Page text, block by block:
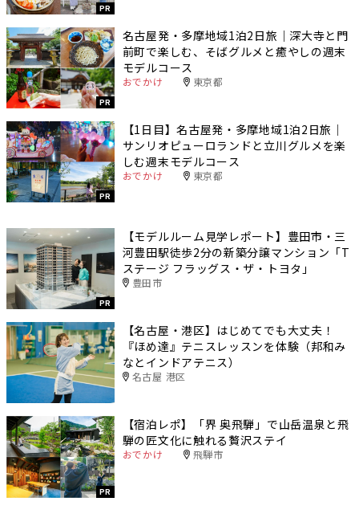
PR
PR
名古屋発・多摩地域1泊2日旅｜深大寺と門
前町で楽しむ、そばグルメと癒やしの週末
モデルコース
おでかけ 東京都
PR
【1日目】名古屋発・多摩地域1泊2日旅｜
サンリオピューロランドと立川グルメを楽
しむ週末モデルコース
おでかけ 東京都
PR
【モデルルーム見学レポート】豊田市・三
河豊田駅徒歩2分の新築分譲マンション「T
ステージ フラッグス・ザ・トヨタ」
豊田市
【名古屋・港区】はじめてでも大丈夫！
『ほめ達』テニスレッスンを体験（邦和み
なとインドアテニス）
名古屋 港区
PR
【宿泊レポ】「界 奥飛騨」で山岳温泉と飛
騨の匠文化に触れる贅沢ステイ
おでかけ 飛騨市